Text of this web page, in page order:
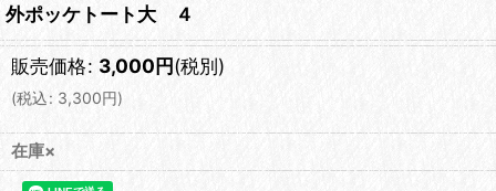
外ポッケトート大 ４
販売価格: 3,000円(税別)
(税込: 3,300円)
在庫×